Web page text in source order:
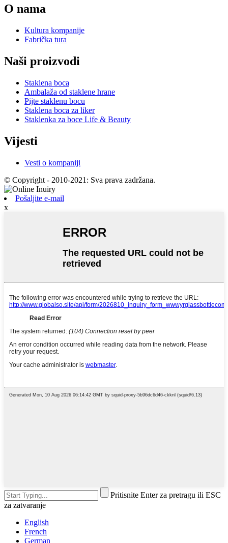
O nama
Kultura kompanije
Fabrička tura
Naši proizvodi
Staklena boca
Ambalaža od staklene hrane
Pijte staklenu bocu
Staklena boca za liker
Staklenka za boce Life & Beauty
Vijesti
Vesti o kompaniji
© Copyright - 2010-2021: Sva prava zadržana.
Pošaljite e-mail
x
Pritisnite Enter za pretragu ili ESC
za zatvaranje
English
French
German